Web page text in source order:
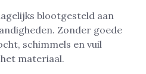
blootgesteld aan
Zonder goede
schimmels en vuil
materiaal.